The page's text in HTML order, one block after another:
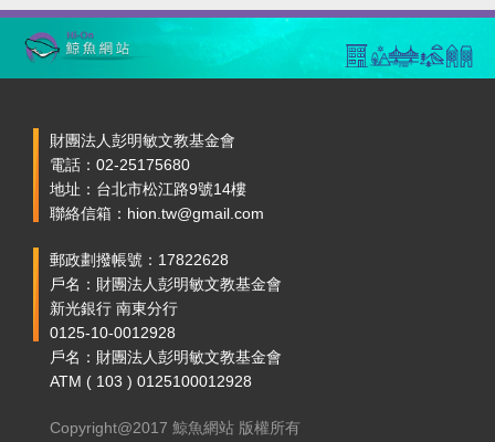
財團法人彭明敏文教基金會
電話：02-25175680
地址：台北市松江路9號14樓
聯絡信箱：hion.tw@gmail.com
郵政劃撥帳號：17822628
戶名：財團法人彭明敏文教基金會
新光銀行 南東分行
0125-10-0012928
戶名：財團法人彭明敏文教基金會
ATM ( 103 ) 0125100012928
Copyright@2017 鯨魚網站 版權所有